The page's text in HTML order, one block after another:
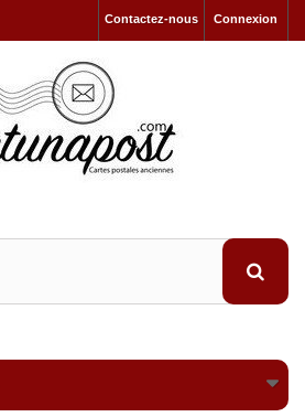
Connexion
Contactez-nous